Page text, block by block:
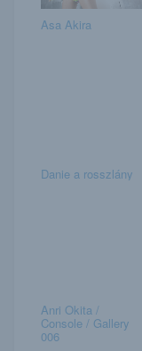
Asa Akira
Danie a rosszlány
Anri Okita /
Console / Gallery
006